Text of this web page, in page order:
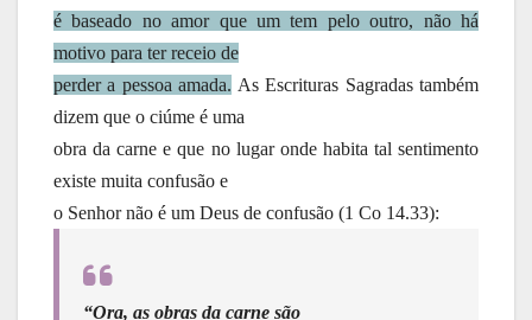
é baseado no amor que um tem pelo outro, não há
motivo para ter receio de
perder a pessoa amada. As Escrituras Sagradas também
dizem que o ciúme é uma
obra da carne e que no lugar onde habita tal sentimento
existe muita confusão e
o Senhor não é um Deus de confusão (1 Co 14.33):
“Ora, as obras da carne são